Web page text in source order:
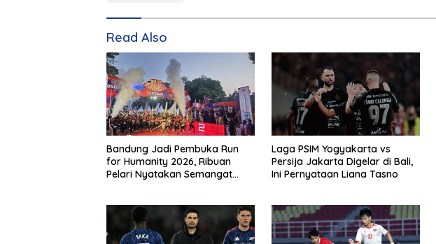
Read Also
Bandung Jadi Pembuka Run
for Humanity 2026, Ribuan
Pelari Nyatakan Semangat
Laga PSIM Yogyakarta vs
Persija Jakarta Digelar di Bali,
Ini Pernyataan Liana Tasno